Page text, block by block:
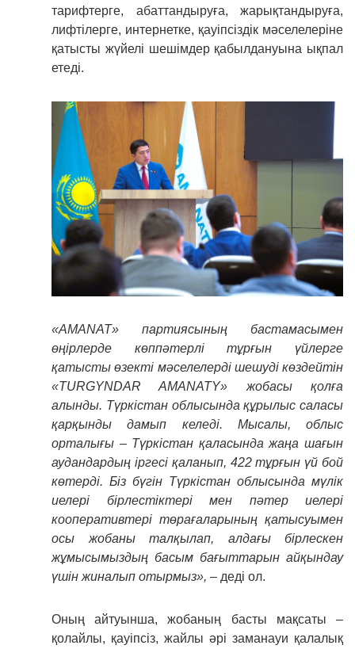
тарифтерге, абаттандыруға, жарықтандыруға,
лифтілерге, интернетке, қауіпсіздік мәселелеріне
қатысты жүйелі шешімдер қабылдануына ықпал
етеді.
«AMANAT» партиясының бастамасымен
өңірлерде көппәтерлі тұрғын үйлерге
қатысты өзекті мәселелерді шешуді көздейтін
«TURGYNDAR AMANATY» жобасы қолға
алынды. Түркістан облысында құрылыс саласы
қарқынды дамып келеді. Мысалы, облыс
орталығы – Түркістан қаласында жаңа шағын
аудандардың іргесі қаланып, 422 тұрғын үй бой
көтерді. Біз бүгін Түркістан облысында мүлік
иелері бірлестіктері мен пәтер иелері
кооперативтері төрағаларының қатысуымен
осы жобаны талқылап, алдағы бірлескен
жұмысымыздың басым бағыттарын айқындау
үшін жиналып отырмыз», – деді ол.
Оның айтуынша, жобаның басты мақсаты –
қолайлы, қауіпсіз, жайлы әрі заманауи қалалық